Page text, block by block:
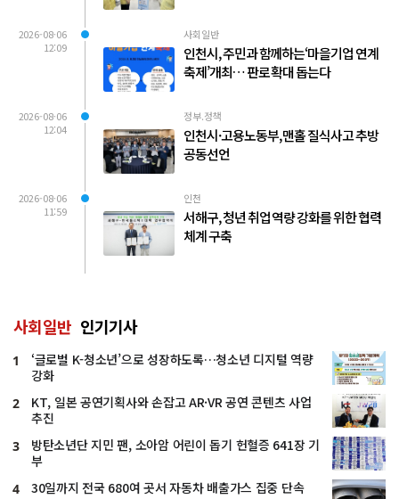
2026-08-06
12:09
사회일반
인천시, 주민과 함께하는‘마을기업 연계
축제’개최… 판로 확대 돕는다
2026-08-06
12:04
정부.정책
인천시·고용노동부, 맨홀 질식사고 추방
공동선언
2026-08-06
11:59
인천
서해구, 청년 취업 역량 강화를 위한 협력
체계 구축
사회일반 인기기사
1
‘글로벌 K-청소년’으로 성장하도록…청소년 디지털 역량
강화
2
KT, 일본 공연기획사와 손잡고 AR·VR 공연 콘텐츠 사업
추진
3
방탄소년단 지민 팬, 소아암 어린이 돕기 헌혈증 641장 기
부
4 30일까지 전국 680여 곳서 자동차 배출가스 집중 단속